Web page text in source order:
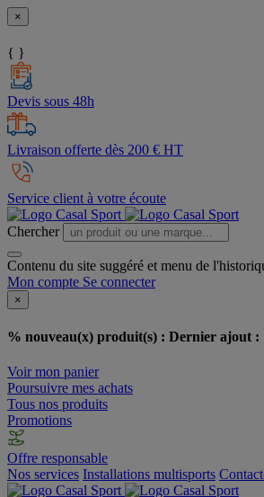
×
{ }
Devis sous 48h
Livraison offerte dès 200 € HT
Service client à votre écoute
Chercher
Contenu du site suggéré et menu de
Mon compte Se connecter
×
% nouveau(x) produit(s) : Dernier ajout :
Voir mon panier
Poursuivre mes achats
Tous nos produits
Promotions
Offre responsable
Nos services Installations multisports